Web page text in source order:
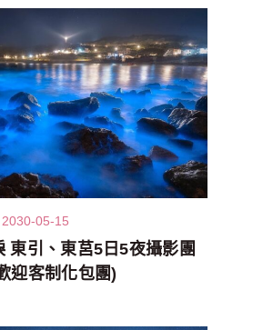
東引、東莒5日5夜攝影團
迎客制化包團)
2030-05-15